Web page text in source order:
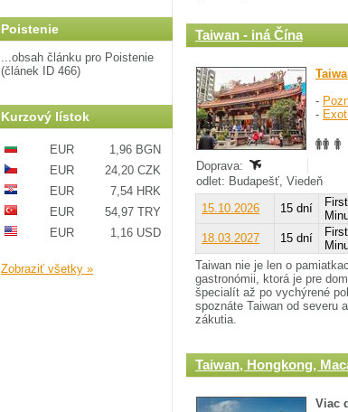
Poistenie
...obsah článku pro Poistenie
(článek ID 466)
Kurzový lístok
EUR
1,96 BGN
EUR
24,20 CZK
EUR
7,54 HRK
EUR
54,97 TRY
EUR
1,16 USD
Zobraziť všetky »
Taiwan - iná Čína
-
-
Doprava:
odlet: Budapešť, Viedeň
15.10.2026
15 dní
First
18.03.2027 15 dní
First
Taiwan nie je len o
gastronómii, ktorá je pre
špecialít až po vychýrené
spoznáte Taiwan od severu
zákutia.
Taiwan, Hongkong,
Viac